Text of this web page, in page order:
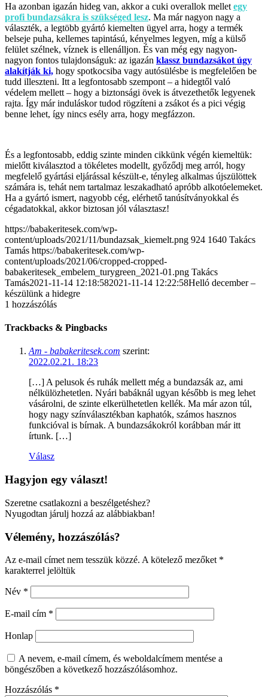
Ha azonban igazán hideg van, akkor a cuki overallok mellet egy
profi bundazsákra is szükséged lesz. Ma már nagyon nagy a
választék, a legtöbb gyártó kiemelten ügyel arra, hogy a termék
belseje puha, kellemes tapintású, kényelmes legyen, míg a külső
felület szélnek, víznek is ellenálljon. És van még egy nagyon-
nagyon fontos tulajdonságuk: az igazán klassz bundazsákot úgy
alakítják ki, hogy spotkocsiba vagy autósülésbe is megfelelően be
tudd illeszteni. Itt a legfontosabb szempont – a hidegtől való
védelem mellett – hogy a biztonsági övek is átvezethetők legyenek
rajta. Így már induláskor tudod rögzíteni a zsákot és a pici végig
benne lehet, így nincs esély arra, hogy megfázzon.
És a legfontosabb, eddig szinte minden cikkünk végén kiemeltük:
mielőtt kiválasztod a tökéletes modellt, győződj meg arról, hogy
megfelelő gyártási eljárással készült-e, tényleg alkalmas újszülöttek
számára is, tehát nem tartalmaz leszakadható apróbb alkotóelemeket.
Ha a gyártó ismert, nagyobb cég, elérhető tanúsítványokkal és
cégadatokkal, akkor biztosan jól választasz!
https://babakeritesek.com/wp-
content/uploads/2021/11/bundazsak_kiemelt.png 924 1640 Takács
Tamás https://babakeritesek.com/wp-
content/uploads/2021/06/cropped-cropped-
babakeritesek_embelem_turygreen_2021-01.png Takács
Tamás2021-11-14 12:18:582021-11-14 12:22:58Helló december –
készülünk a hidegre
1 hozzászólás
Trackbacks & Pingbacks
Am - babakeritesek.com szerint:
2022.02.21. 18:23
[…] A pelusok és ruhák mellett még a bundazsák az, ami
nélkülözhetetlen. Nyári babáknál ugyan később is meg lehet
vásárolni, de szinte elkerülhetetlen kellék. Ma már azon túl,
hogy nagy színválasztékban kaphatók, számos hasznos
funkcióval is bírnak. A bundazsákokról korábban már itt
írtunk. […]
Válasz
Hagyjon egy választ!
Szeretne csatlakozni a beszélgetéshez?
Nyugodtan járulj hozzá az alábbiakban!
Vélemény, hozzászólás?
Az e-mail címet nem tesszük közzé. A kötelező mezőket *
karakterrel jelöltük
Név *
E-mail cím *
Honlap
A nevem, e-mail címem, és weboldalcímem mentése a
böngészőben a következő hozzászólásomhoz.
Hozzászólás *